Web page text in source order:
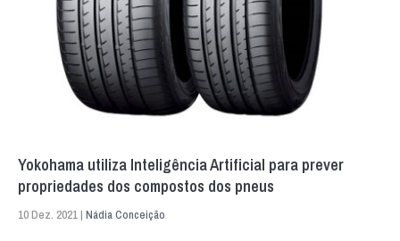
Yokohama utiliza Inteligência Artificial para prever
propriedades dos compostos dos pneus
10 Dez. 2021 | Nádia Conceição